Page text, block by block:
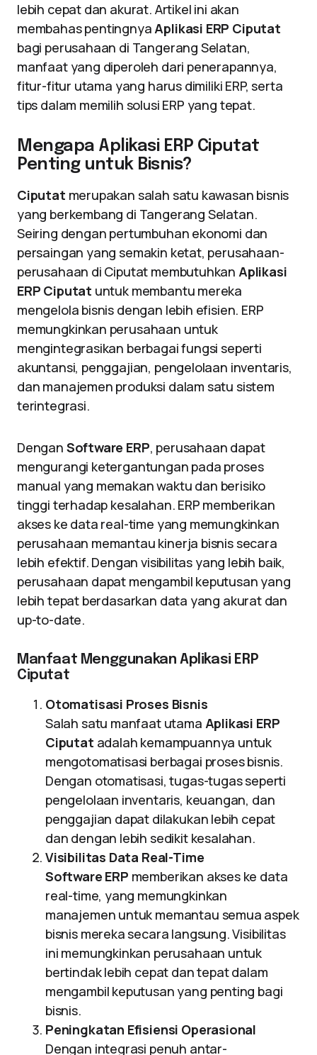
lebih cepat dan akurat. Artikel ini akan
membahas pentingnyaAplikasi ERP Ciputat
bagi perusahaan di Tangerang Selatan,
manfaat yang diperoleh dari penerapannya,
fitur-fitur utama yang harus dimiliki ERP, serta
tips dalam memilih solusi ERP yang tepat.
Mengapa Aplikasi ERP Ciputat
Penting untuk Bisnis?
Ciputat merupakan salah satu kawasan bisnis
yang berkembang di Tangerang Selatan.
Seiring dengan pertumbuhan ekonomi dan
persaingan yang semakin ketat, perusahaan-
perusahaan di Ciputat membutuhkan Aplikasi
ERP Ciputat untuk membantu mereka
mengelola bisnis dengan lebih efisien. ERP
memungkinkan perusahaan untuk
mengintegrasikan berbagai fungsi seperti
akuntansi, penggajian, pengelolaan inventaris,
dan manajemen produksi dalam satu sistem
terintegrasi.
Dengan Software ERP, perusahaan dapat
mengurangi ketergantungan pada proses
manual yang memakan waktu dan berisiko
tinggi terhadap kesalahan. ERP memberikan
akses ke data real-time yang memungkinkan
perusahaan memantau kinerja bisnis secara
lebih efektif. Dengan visibilitas yang lebih baik,
perusahaan dapat mengambil keputusan yang
lebih tepat berdasarkan data yang akurat dan
up-to-date.
Manfaat Menggunakan Aplikasi ERP
Ciputat
Otomatisasi Proses Bisnis
Salah satu manfaat utama Aplikasi ERP
Ciputat adalah kemampuannya untuk
mengotomatisasi berbagai proses bisnis.
Dengan otomatisasi, tugas-tugas seperti
pengelolaan inventaris, keuangan, dan
penggajian dapat dilakukan lebih cepat
dan dengan lebih sedikit kesalahan.
Visibilitas Data Real-Time
Software ERP memberikan akses ke data
real-time, yang memungkinkan
manajemen untuk memantau semua aspek
bisnis mereka secara langsung. Visibilitas
ini memungkinkan perusahaan untuk
bertindak lebih cepat dan tepat dalam
mengambil keputusan yang penting bagi
bisnis.
Peningkatan Efisiensi Operasional
Dengan integrasi penuh antar-